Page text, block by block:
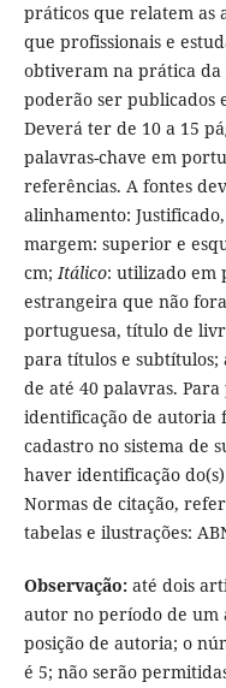
práticos que relatem as
que profissionais e
obtiveram na prática da
poderão ser publicados
Deverá ter de 10 a 15
palavras-chave em
referências. A fontes
alinhamento:
margem: superior e
cm;Itálico: utilizado em
estrangeira que não
portuguesa, título de
para títulos e subtítulos;
de até 40 palavras.
identificação de autoria
cadastro no sistema de
haver identificação
Normas de citação,
tabelas e ilustrações:
Observação:até dois
autor no período de um
posição de autoria; o
é 5; não serão